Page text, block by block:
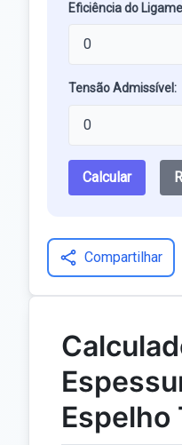
Eficiência do
Tensão Admissível:
Calcular
Compartilhar
Espelho